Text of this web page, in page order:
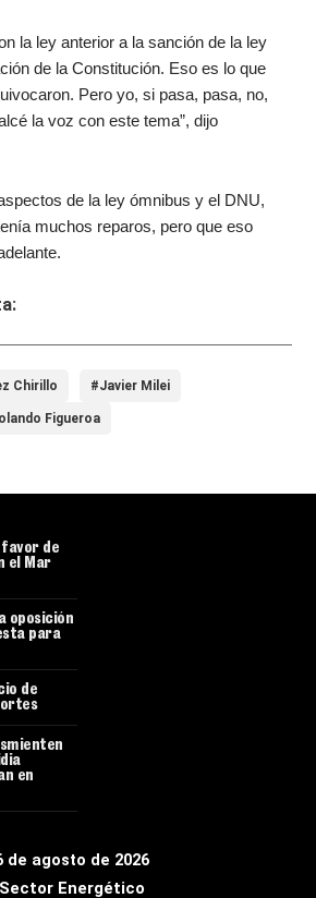
la ley anterior a la sanción de la ley
de la Constitución. Eso es lo que
Pero yo, si pasa, pasa, no,
la voz con este tema”, dijo
de la ley ómnibus y el DNU,
muchos reparos, pero que eso
Chirillo #Javier Milei
Figueroa
de agosto de 2026
Sector Energético
favor de
el Mar
oposición
para
de
en